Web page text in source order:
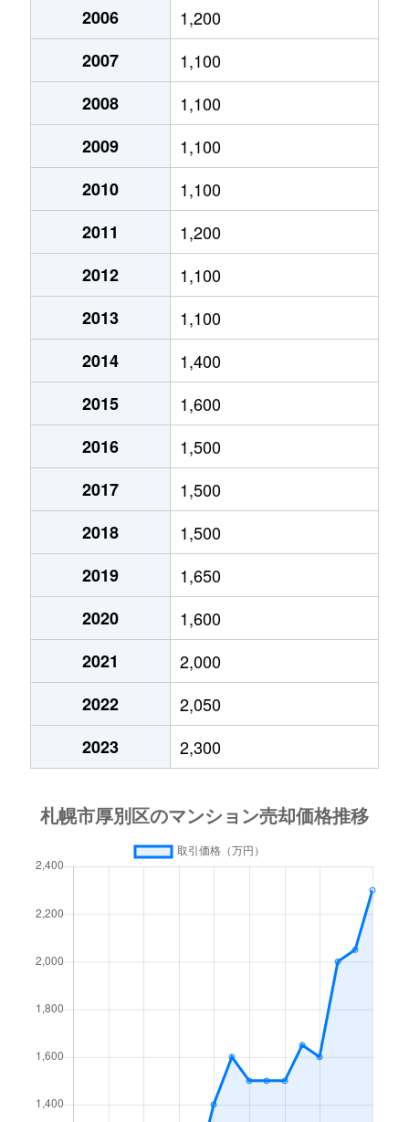
厚別中央１条
6,100万円
厚別中央１条
6,200万円
厚別中央１条
3,900万円
厚別中央１条
2,000万円
厚別中央１条
1,600万円
厚別中央１条
1,800万円
厚別中央１条
1,800万円
厚別中央２条
3,500万円
厚別中央２条
1,900万円
厚別中央２条
3,200万円
厚別中央２条
3,500万円
厚別中央３条
1,100万円
厚別中央３条
2,500万円
厚別中央３条
2,500万円
厚別中央３条
2,400万円
厚別中央４条
1,500万円
厚別中央４条
2,400万円
厚別中央４条
2,000万円
厚別中央４条
厚別
厚別中央４条
2,000万円
新さっぽろ
厚別中央５条
森林公園(北海道)
厚別西３条
1,200万円
厚別東１条
2,100万円
2006
1,200
2007
1,100
2008
1,100
2009
1,100
2010
1,100
2011
1,200
2012
1,100
2013
1,100
2014
1,400
2015
1,600
2016
1,500
2017
1,500
2018
1,500
2019
1,650
2020
1,600
2021
2,000
2022
2,050
2023
2,300